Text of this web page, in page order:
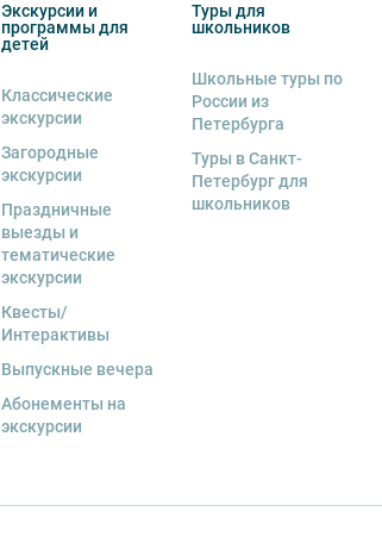
Экскурсии и
программы для
детей
Классические
экскурсии
Загородные
экскурсии
Праздничные
выезды и
тематические
экскурсии
Квесты/
Интерактивы
Выпускные вечера
Абонементы на
экскурсии
Туры для
школьников
Школьные туры по
России из
Петербурга
Туры в Санкт-
Петербург для
школьников